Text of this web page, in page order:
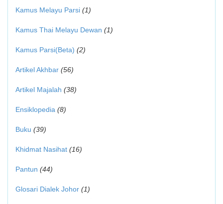
Kamus Melayu Parsi (1)
Kamus Thai Melayu Dewan (1)
Kamus Parsi(Beta) (2)
Artikel Akhbar (56)
Artikel Majalah (38)
Ensiklopedia (8)
Buku (39)
Khidmat Nasihat (16)
Pantun (44)
Glosari Dialek Johor (1)